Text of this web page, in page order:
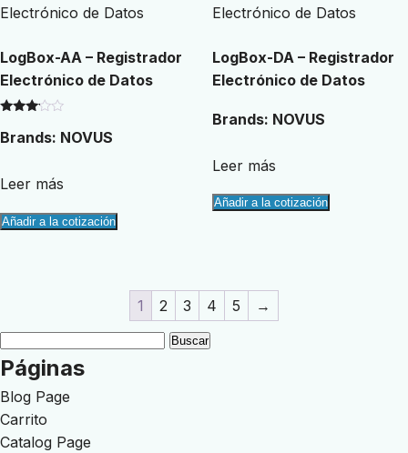
LogBox-AA – Registrador
Electrónico de Datos
con
3.00
Brands: NOVUS
Leer más
Añadir a la cotización
LogBox-DA – Registrador
Electrónico de Datos
Brands: NOVUS
Leer más
Añadir a la cotización
1 2 3 4 5
→
Buscar:
Páginas
Blog Page
Carrito
Catalog Page